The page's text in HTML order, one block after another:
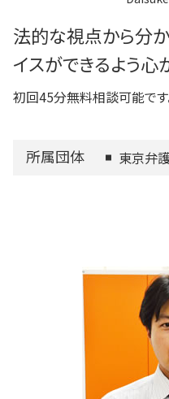
法的な視点から分か
イスができるよう心
初回45分無料相談可能です
所属団体 東京弁